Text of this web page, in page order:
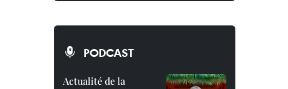
PODCAST
Actualité de la